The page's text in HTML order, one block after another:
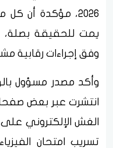
2026، مؤكدة أن
يمت للحقيقة بصلة،
وفق إجراءات رقابية
وأكد مصدر مسؤول
انتشرت عبر بعض
الغش الإلكتروني
تسريب امتحان